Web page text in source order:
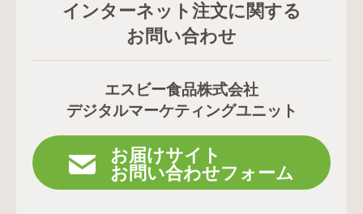
インターネット注文に関する
お問い合わせ
エスビー食品株式会社
デジタルマーケティングユニット
お届けサイト
お問い合わせフォーム